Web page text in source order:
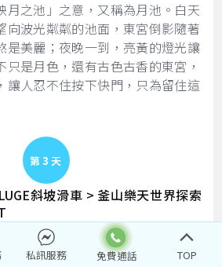
月之池」之意，又稱為月池。白天
向波光粼粼的池面，東宮倒影隨著
是美麗；夜晚一到，亮黃的燈光讓
是月色，還有古色古香的東宮，
讓人忍不住按下快門，只為留住這
Day 3
斜坡滑車 > 釜山樂天世界探索
餐
食（餐標：韓幣15000/人）
私訊服務 TOP